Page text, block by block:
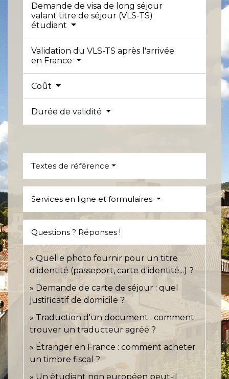
Demande de visa de long séjour
valant titre de séjour (VLS-TS)
étudiant
Validation du VLS-TS après l'arrivée
en France
Coût
Durée de validité
Textes de référence
Services en ligne et formulaires
Questions ? Réponses !
Quelle photo fournir pour un titre
d'identité (passeport, carte d'identité...) ?
Demande de carte de séjour : quel
justificatif de domicile ?
Traduction d'un document : comment
trouver un traducteur agréé ?
Étranger en France : comment acheter
un timbre fiscal ?
Un étudiant non européen peut-il